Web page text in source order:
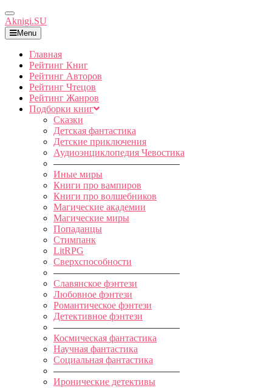
Toggle
Navigation
Aknigi.SU
Menu
Главная
Рейтинг Книг
Рейтинг Авторов
Рейтинг Чтецов
Рейтинг Жанров
Подборки книг
Сказки
Детская фантастика
Детские приключения
Аудиоэнциклопедия Чевостика
—————————————
Иные миры
Книги про вампиров
Книги про волшебников
Магические академии
Магические миры
Попаданцы
Стимпанк
LitRPG
Сверхспособности
—————————————
Славянское фэнтези
Любовное фэнтези
Романтическое фэнтези
Детективное фэнтези
—————————————
Космическая фантастика
Научная фантастика
Социальная фантастика
—————————————
Иронические детективы